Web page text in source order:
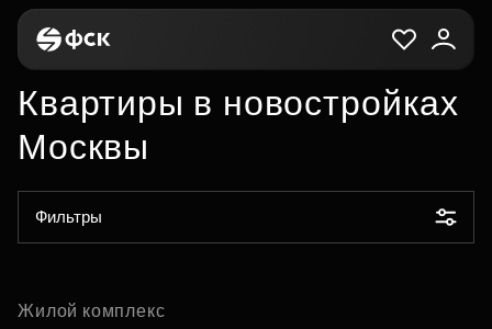
Квартиры в новостройках
Москвы
Фильтры
Жилой комплекс